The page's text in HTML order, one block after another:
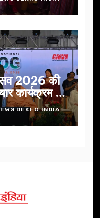
2026 की
कार्यक्रम में
DEKHO INDIA